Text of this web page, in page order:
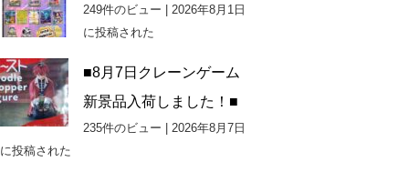
249件のビュー
2026年8月1日
に投稿された
■8月7日クレーンゲーム
新景品入荷しました！■
235件のビュー
2026年8月7日
に投稿された